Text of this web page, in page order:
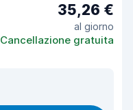
35,26 €
al giorno
Cancellazione gratuita